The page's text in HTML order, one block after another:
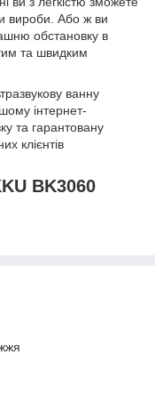
вироби. Або ж ви
обстановку в
та швидким
ванну
інтернет-
та гарантовану
клієнтів
BK3060